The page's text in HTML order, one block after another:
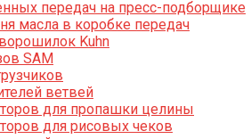
передач на пресс-подборщике
масла в коробке передач
Kuhn
SAM
ветвей
для пропашки целины
для рисовых чеков